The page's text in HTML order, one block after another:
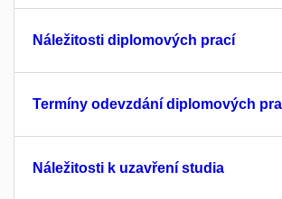
Náležitosti diplomových prací
Termíny odevzdání diplomových
Náležitosti k uzavření studia